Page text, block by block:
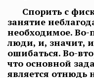
Спорить с
занятие
необходимое. Во-
люди, и, значит,
ошибаться. Во-
что основной
является отнюдь